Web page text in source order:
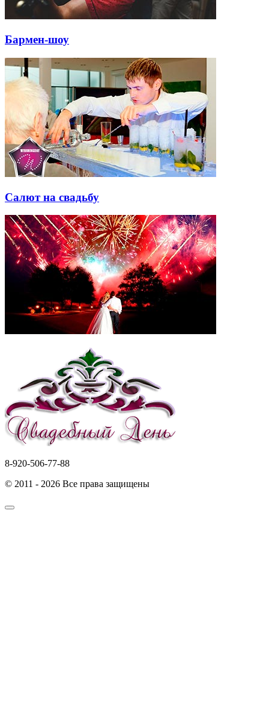
Бармен-шоу
Салют на свадьбу
8-920-506-77-88
© 2011 - 2026 Все права защищены